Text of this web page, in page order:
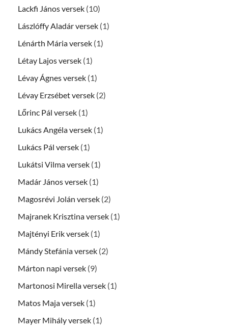
Lackfi János versek (10)
Lászlóffy Aladár versek (1)
Lénárth Mária versek (1)
Létay Lajos versek (1)
Lévay Ágnes versek (1)
Lévay Erzsébet versek (2)
Lőrinc Pál versek (1)
Lukács Angéla versek (1)
Lukács Pál versek (1)
Lukátsi Vilma versek (1)
Madár János versek (1)
Magosrévi Jolán versek (2)
Majranek Krisztina versek (1)
Majtényi Erik versek (1)
Mándy Stefánia versek (2)
Márton napi versek (9)
Martonosi Mirella versek (1)
Matos Maja versek (1)
Mayer Mihály versek (1)